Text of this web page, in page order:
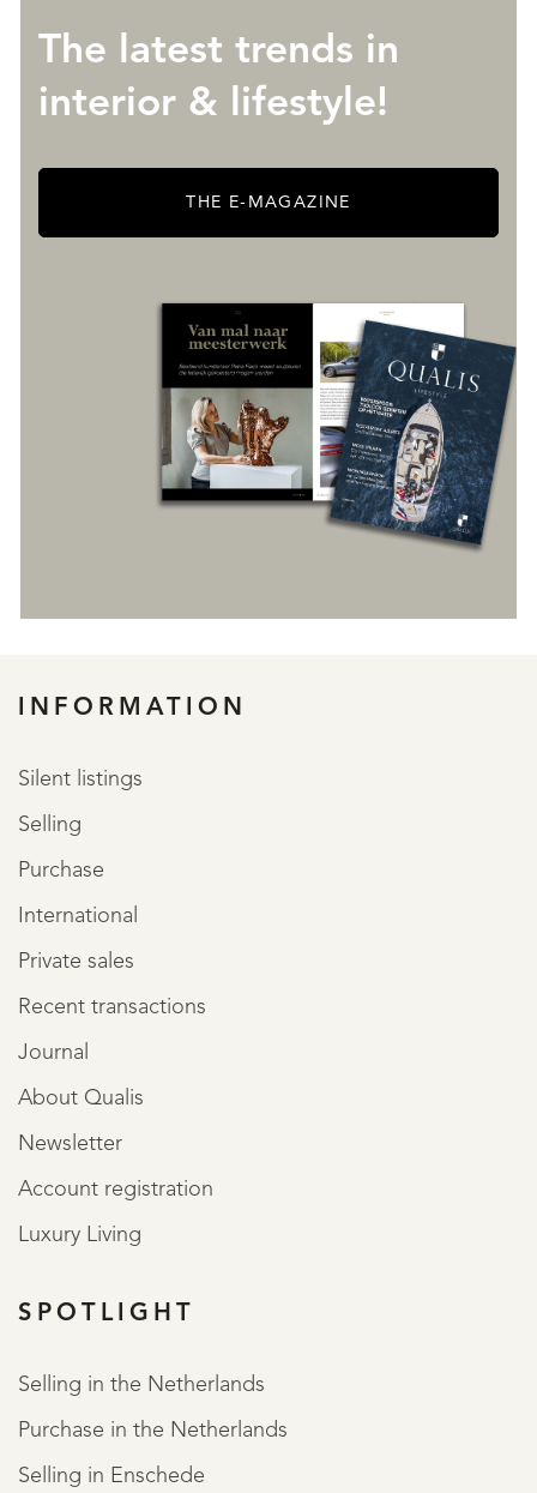
The latest trends in
interior & lifestyle!
THE E-MAGAZINE
INFORMATION
Silent listings
Selling
Purchase
International
Private sales
Recent transactions
Journal
About Qualis
Newsletter
Account registration
Luxury Living
SPOTLIGHT
Selling in the Netherlands
Purchase in the Netherlands
Selling in Enschede